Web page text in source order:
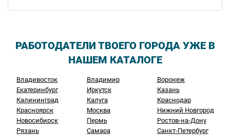
РАБОТОДАТЕЛИ ТВОЕГО ГОРОДА УЖЕ В
НАШЕМ КАТАЛОГЕ
Владивосток Владимир
Воронеж
Екатеринбург
Иркутск
Казань
Калининград
Калуга
Краснодар
Красноярск
Москва
Нижний Новгород
Новосибирск
Пермь
Ростов-на-Дону
Рязань
Самара Санкт-Петербург